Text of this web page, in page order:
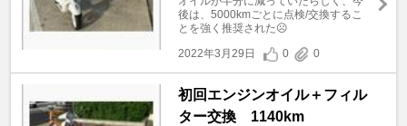
後は、5000kmごとに点検/交換するこ
とを強く推奨された☹
2022年3月29日
0 0
初回エンジンオイル＋フィル
ター交換 1140km